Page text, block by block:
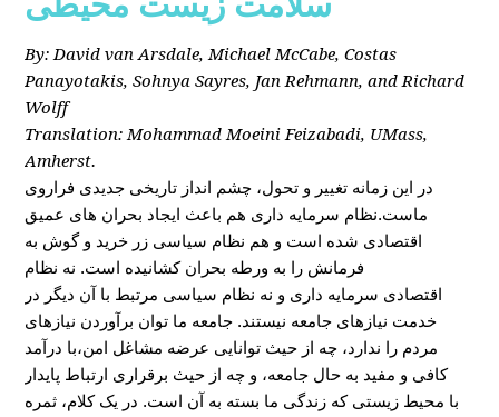
By: David van Arsdale, Michael McCabe, Costas
Panayotakis, Sohnya Sayres, Jan Rehmann, and Richard
Wolff
Translation: Mohammad Moeini Feizabadi, UMass,
Amherst.
در این زمانه تغییر و تحول، چشم انداز تاریخی جدیدی فراروی
ماست.نظام سرمایه داری هم باعث ایجاد بحران های عمیق
اقتصادی شده است و هم نظام سیاسی زر خرید و گوش به
فرمانش را به ورطه بحران کشانیده است. نه نظام
اقتصادی سرمایه داری و نه نظام سیاسی مرتبط با آن دیگر در
خدمت نیازهای جامعه نیستند. جامعه ما توان برآوردن نیازهای
مردم را ندارد، چه از حیث توانایی عرضه مشاغل امن،با درآمد
کافی و مفید به حال جامعه، و چه از حیث برقراری ارتباط پایدار
با محیط زیستی که زندگی ما بسته به آن است. در یک کلام، ثمره